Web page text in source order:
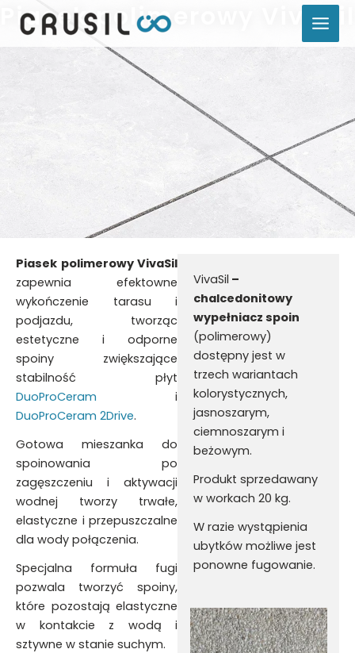
Przejdź
treści
Piasek polimerowy VivaSil
VivaSil –
chalcedonitowy
wypełniacz spoin
(polimerowy)
dostępny jest w
trzech wariantach
kolorystycznych,
jasnoszarym,
ciemnoszarym i
beżowym.
Produkt sprzedawany
w workach 20 kg.
W razie wystąpienia
ubytków możliwe jest
ponowne fugowanie.
Piasek polimerowy VivaSil
zapewnia efektowne
wykończenie tarasu i
podjazdu, tworząc
estetyczne i odporne
spoiny zwiększające
stabilność płyt
DuoProCeram i
DuoProCeram 2Drive.
Gotowa mieszanka do
spoinowania po
zagęszczeniu i aktywacji
wodnej tworzy trwałe,
elastyczne i przepuszczalne
dla wody połączenia.
Specjalna formuła fugi
pozwala tworzyć spoiny,
które pozostają elastyczne
w kontakcie z wodą i
sztywne w stanie suchym.